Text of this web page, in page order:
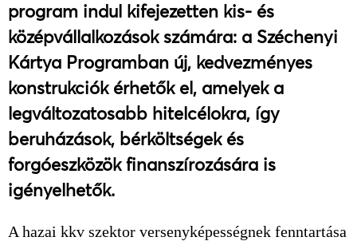
program indul kifejezetten kis- és
középvállalkozások számára: a Széchenyi
Kártya Programban új, kedvezményes
konstrukciók érhetők el, amelyek a
legváltozatosabb hitelcélokra, így
beruházások, bérköltségek és
forgóeszközök finanszírozására is
igényelhetők.
A hazai kkv szektor versenyképességnek fenntartása